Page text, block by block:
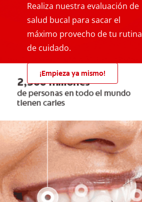
Realiza nuestra evaluación de
salud bucal para sacar el
máximo provecho de tu rutina
de cuidado.
¡Empieza ya mismo!